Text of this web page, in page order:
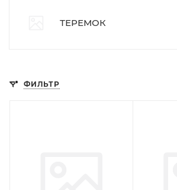
ТЕРЕМОК
ФИЛЬТР